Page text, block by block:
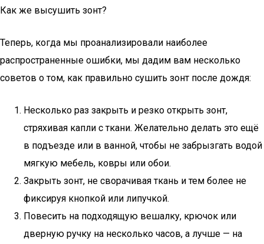
Как же высушить зонт?
Теперь, когда мы проанализировали наиболее
распространенные ошибки, мы дадим вам несколько
советов о том, как правильно сушить зонт после дождя:
Несколько раз закрыть и резко открыть зонт,
стряхивая капли с ткани. Желательно делать это ещё
в подъезде или в ванной, чтобы не забрызгать водой
мягкую мебель, ковры или обои.
Закрыть зонт, не сворачивая ткань и тем более не
фиксируя кнопкой или липучкой.
Повесить на подходящую вешалку, крючок или
дверную ручку на несколько часов, а лучше — на